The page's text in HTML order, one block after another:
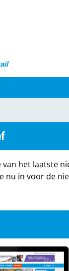
het laatste
nu in voor de